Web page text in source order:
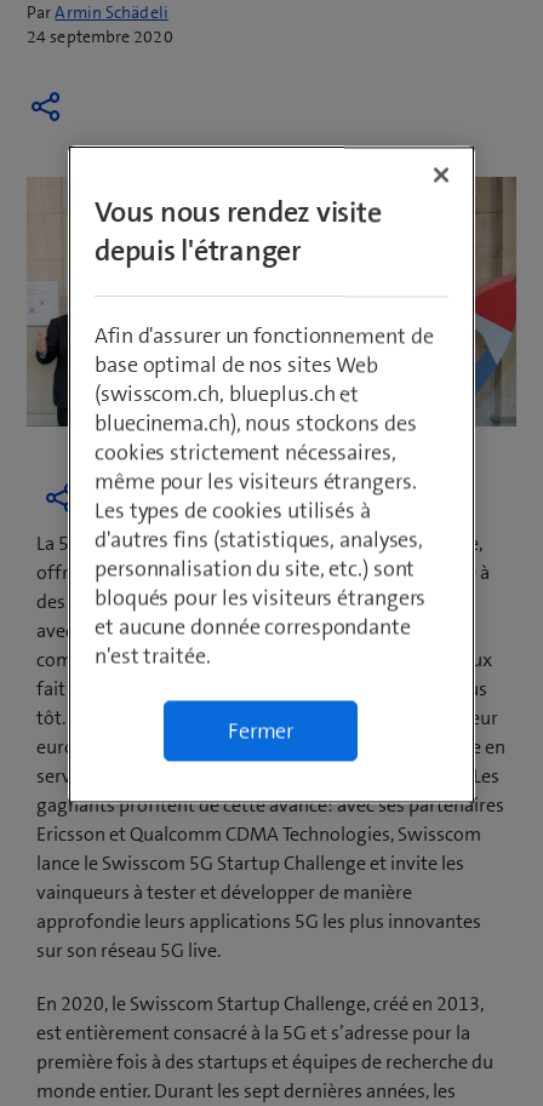
ParArmin Schädeli
24 septembre 2020
La 5G, nouvelle génération de communication mobile,
offre un large éventail de nouvelles possibilités grâce à
des connexions extrêmement solides et à haut débit
avec une faible latence. Au niveau mondial, la
compétition pour la construction des premiers réseaux
fait rage afin de tirer parti de cette technologie au plus
tôt. Dès avril 2019, Swisscom a été le premier opérateur
européen et le cinquième opérateur mondial à mettre en
service et à étendre progressivement son réseau 5G. Les
gagnants profitent de cette avance: avec ses partenaires
Ericsson et Qualcomm CDMA Technologies, Swisscom
lance le Swisscom 5G Startup Challenge et invite les
vainqueurs à tester et développer de manière
approfondie leurs applications 5G les plus innovantes
sur son réseau 5G live.
En 2020, le Swisscom Startup Challenge, créé en 2013,
est entièrement consacré à la 5G et s’adresse pour la
première fois à des startups et équipes de recherche du
monde entier. Durant les sept dernières années, les
Vous nous rendez visite
depuis l'étranger
Afin d'assurer un fonctionnement de
base optimal de nos sites Web
(swisscom.ch, blueplus.ch et
bluecinema.ch), nous stockons des
cookies strictement nécessaires,
même pour les visiteurs étrangers.
Les types de cookies utilisés à
d'autres fins (statistiques, analyses,
personnalisation du site, etc.) sont
bloqués pour les visiteurs étrangers
et aucune donnée correspondante
n'est traitée.
Fermer